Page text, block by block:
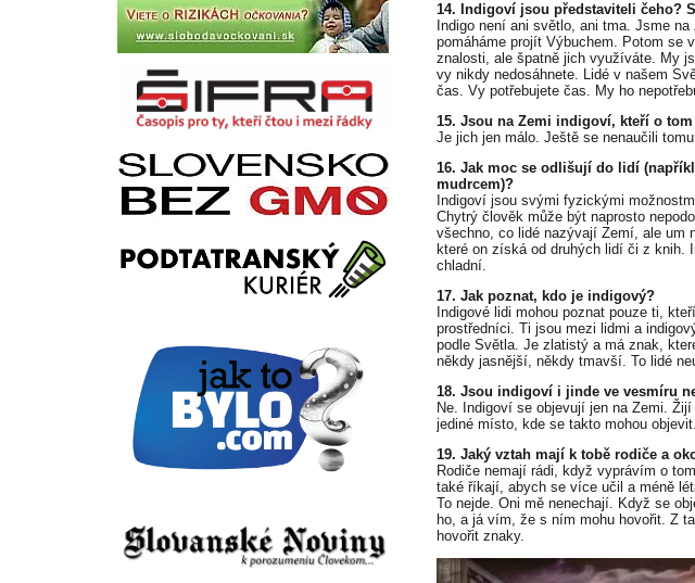
14. Indigoví jsou představiteli čeho?
Indigo není ani světlo, ani tma. Jsme
pomáháme projít Výbuchem. Potom se
znalosti, ale špatně jich využíváte. My
vy nikdy nedosáhnete. Lidé v našem
čas. Vy potřebujete čas. My ho
15. Jsou na Zemi indigoví, kteří o
Je jich jen málo. Ještě se nenaučili
16. Jak moc se odlišují do lidí
mudrcem)?
Indigoví jsou svými fyzickými
Chytrý člověk může být naprosto
všechno, co lidé nazývají Zemí, ale um
které on získá od druhých lidí či z knih.
chladní.
17. Jak poznat, kdo je indigový?
Indigové lidi mohou poznat pouze ti,
prostředníci. Ti jsou mezi lidmi a
podle Světla. Je zlatistý a má znak,
někdy jasnější, někdy tmavší. To lidé
18. Jsou indigoví i jinde ve vesmíru
Ne. Indigoví se objevují jen na Zemi.
jediné místo, kde se takto mohou
19. Jaký vztah mají k tobě rodiče a
Rodiče nemají rádi, když vyprávím o
také říkají, abych se více učil a méně
To nejde. Oni mě nenechají. Když se
ho, a já vím, že s ním mohu hovořit. Z
hovořit znaky.